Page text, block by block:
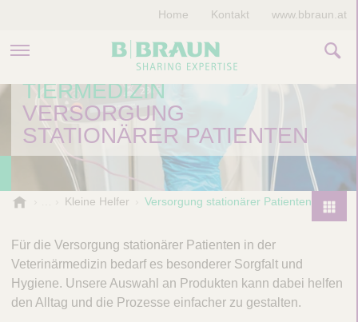
PRODUKTE & THERAPIEN
MAGAZIN
UNTERNEHMEN
Home Kontakt www.bbraun.at
KLEINE HELFER IN DER
TIERMEDIZIN
VERSORGUNG
STATIONÄRER PATIENTEN
P
d
r
a
u
n
Kleine Helfer Versorgung stationärer Patienten
Für die Versorgung stationärer Patienten in der
Veterinärmedizin bedarf es besonderer Sorgfalt und
Hygiene. Unsere Auswahl an Produkten kann dabei helfen
den Alltag und die Prozesse einfacher zu gestalten.